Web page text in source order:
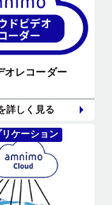
オレコーダー
詳しく見る
ケーション